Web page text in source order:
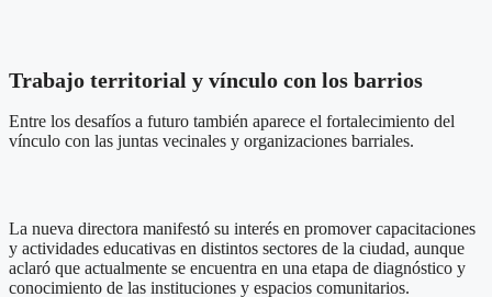
Trabajo territorial y vínculo con los barrios
Entre los desafíos a futuro también aparece el fortalecimiento del
vínculo con las juntas vecinales y organizaciones barriales.
La nueva directora manifestó su interés en promover capacitaciones
y actividades educativas en distintos sectores de la ciudad, aunque
aclaró que actualmente se encuentra en una etapa de diagnóstico y
conocimiento de las instituciones y espacios comunitarios.